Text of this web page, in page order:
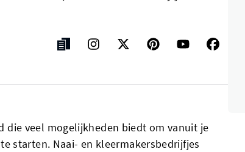
die veel mogelijkheden biedt om vanuit je
starten. Naai- en kleermakersbedrijfjes